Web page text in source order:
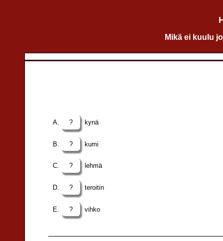
Mikä ei kuulu
? kynä
? kumi
? lehmä
? teroitin
? vihko